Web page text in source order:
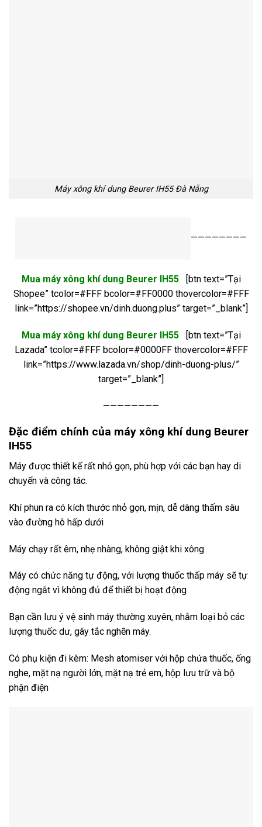
Máy xông khí dung Beurer IH55 Đà Nẵng
————————
Mua máy xông khí dung Beurer IH55
[btn text=”Tại
Shopee” tcolor=#FFF bcolor=#FF0000 thovercolor=#FFF
link=”https://shopee.vn/dinh.duong.plus” target=”_blank”]
Mua máy xông khí dung Beurer IH55[btn text=”Tại
Lazada” tcolor=#FFF bcolor=#0000FF thovercolor=#FFF
link=”https://www.lazada.vn/shop/dinh-duong-plus/”
target=”_blank”]
————————
Đặc điểm chính của máy xông khí dung Beurer
IH55
Máy được thiết kế rất nhỏ gọn, phù hợp với các bạn hay di
chuyển và công tác.
Khí phun ra có kích thước nhỏ gọn, mịn, dễ dàng thấm sâu
vào đường hô hấp dưới
Máy chạy rất êm, nhẹ nhàng, không giật khi xông
Máy có chức năng tự động, với lượng thuốc thấp máy sẽ tự
động ngắt vì không đủ để thiết bị hoạt động
Bạn cần lưu ý vệ sinh máy thường xuyên, nhằm loại bỏ các
lượng thuốc dư, gây tắc nghẽn máy.
Có phụ kiện đi kèm: Mesh atomiser với hộp chứa thuốc, ống
nghe, mặt nạ người lớn, mặt nạ trẻ em, hộp lưu trữ và bộ
phận điện